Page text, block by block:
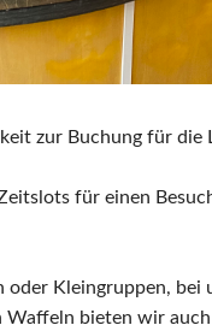
zur Buchung für die
für einen
Kleingruppen, bei
Waffeln bieten wir